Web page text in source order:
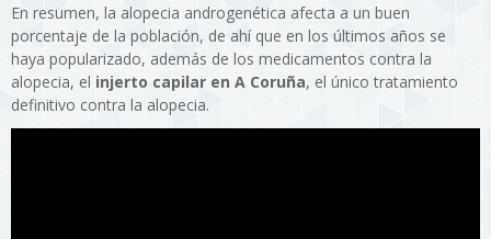
En resumen, la alopecia androgenética afecta a un buen
porcentaje de la población, de ahí que en los últimos años se
haya popularizado, además de los medicamentos contra la
alopecia, el injerto capilar en A Coruña, el único tratamiento
definitivo contra la alopecia.